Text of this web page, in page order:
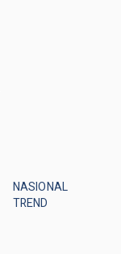
NASIONAL
TREND